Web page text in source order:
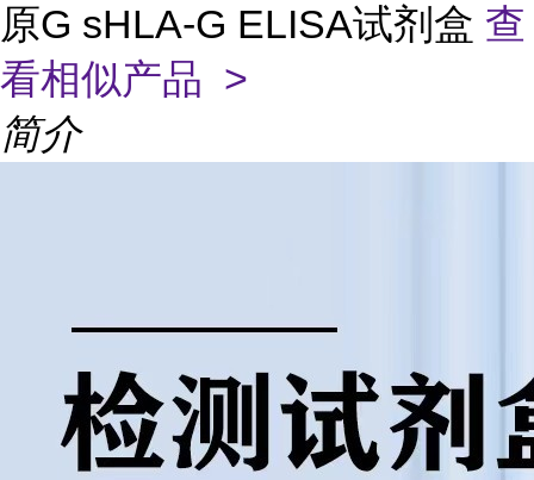
原G sHLA-G ELISA试剂盒 查
看相似产品 >
简介